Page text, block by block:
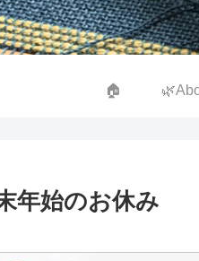
🏠
年始のお休み